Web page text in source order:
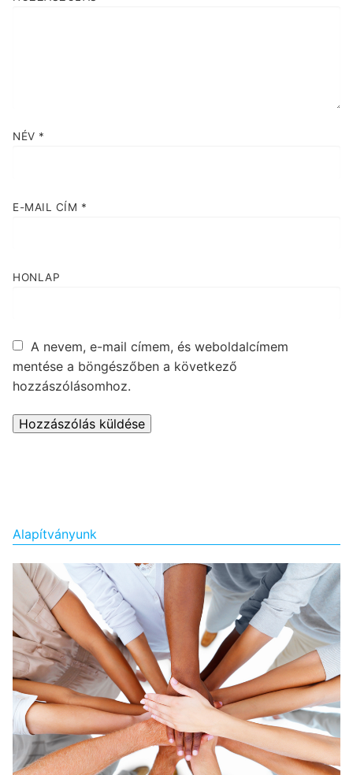
NÉV *
E-MAIL CÍM *
HONLAP
A nevem, e-mail címem, és weboldalcímem
mentése a böngészőben a következő
hozzászólásomhoz.
Alapítványunk